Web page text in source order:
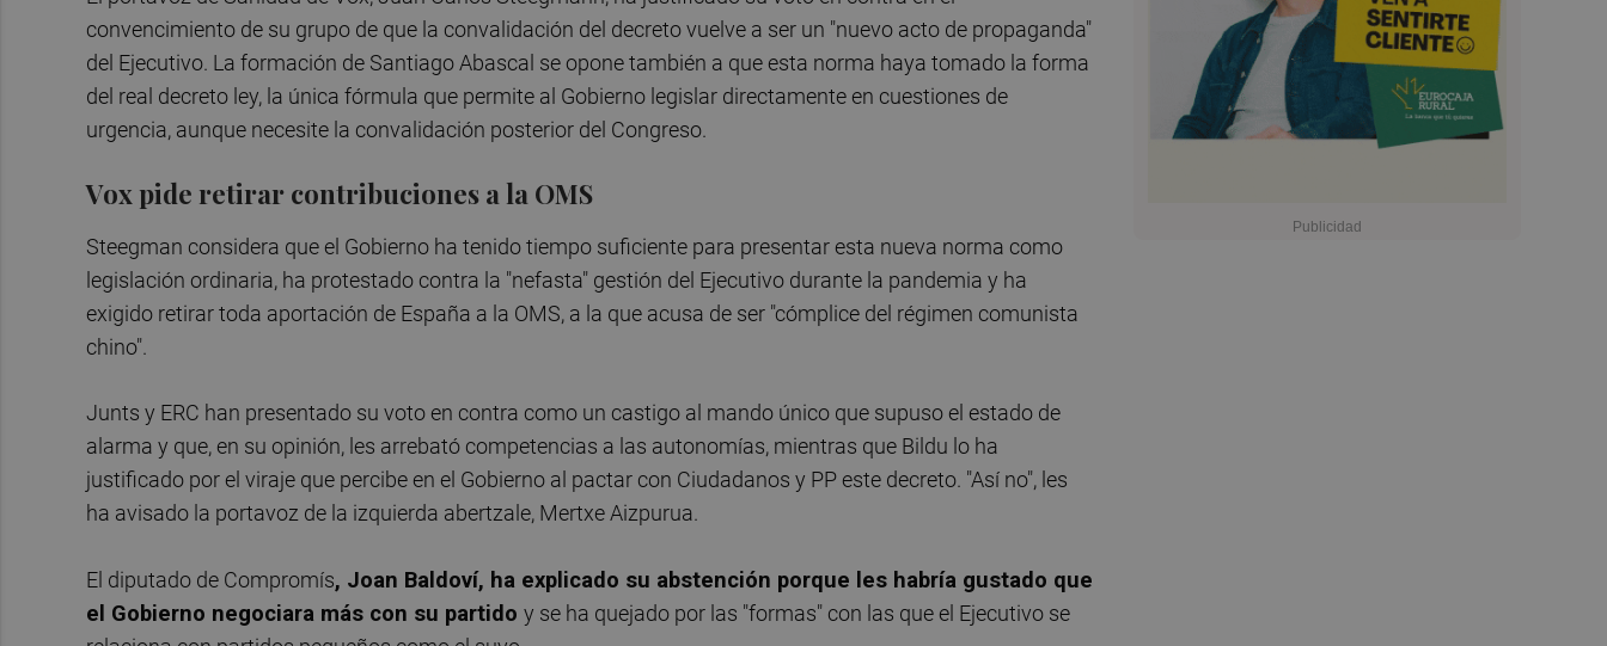
convencimiento de su grupo de que la convalidación del decreto vuelve a ser un "nuevo acto de propaganda"
del Ejecutivo. La formación de Santiago Abascal se opone también a que esta norma haya tomado la forma
del real decreto ley, la única fórmula que permite al Gobierno legislar directamente en cuestiones de
urgencia, aunque necesite la convalidación posterior del Congreso.
Vox pide retirar contribuciones a la OMS
Steegman considera que el Gobierno ha tenido tiempo suficiente para presentar esta nueva norma como
legislación ordinaria, ha protestado contra la "nefasta" gestión del Ejecutivo durante la pandemia y ha
exigido retirar toda aportación de España a la OMS, a la que acusa de ser "cómplice del régimen comunista
chino".
Junts y ERC han presentado su voto en contra como un castigo al mando único que supuso el estado de
alarma y que, en su opinión, les arrebató competencias a las autonomías, mientras que Bildu lo ha
justificado por el viraje que percibe en el Gobierno al pactar con Ciudadanos y PP este decreto. "Así no", les
ha avisado la portavoz de la izquierda abertzale, Mertxe Aizpurua.
El diputado de Compromís, Joan Baldoví, ha explicado su abstención porque les habría gustado que
el Gobierno negociara más con su partido y se ha quejado por las "formas" con las que el Ejecutivo se